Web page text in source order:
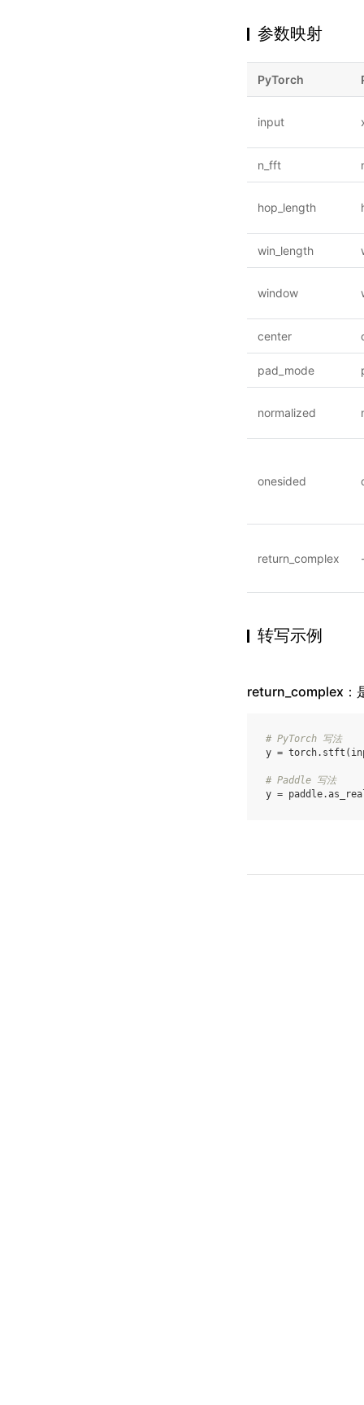
参数映射
PyTorch
input
n_fft
hop_length
win_length
window
center
pad_mode
normalized
onesided
return_complex
转写示例
return_complex：
# PyTorch 写法
y = torch. stft (
# Paddle 写法
y = paddle.